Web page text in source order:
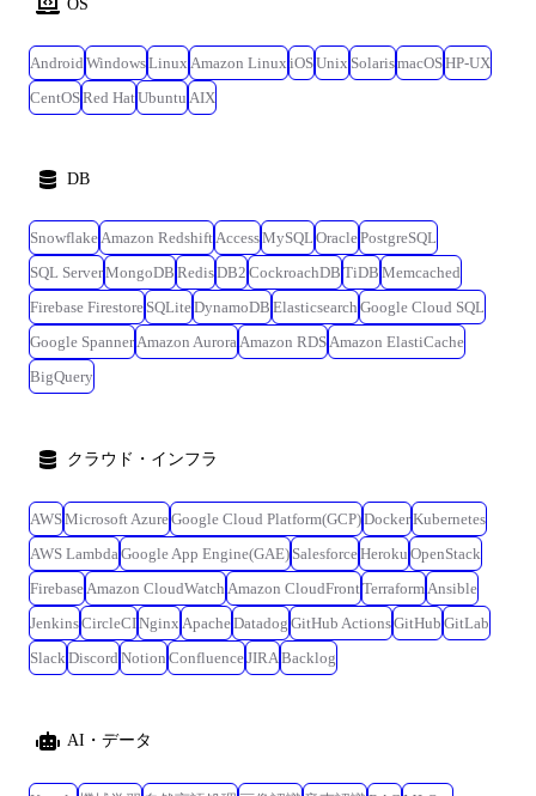
OS
Android WindowsLinux Amazon Linux iOSUnix SolarismacOSHP-UX
CentOSRed HatUbuntu AIX
DB
SnowflakeAmazon RedshiftAccessMySQL OraclePostgreSQL
SQL ServerMongoDB RedisDB2 CockroachDB TiDB Memcached
Firebase Firestore SQLiteDynamoDB Elasticsearch Google Cloud SQL
Google SpannerAmazon AuroraAmazon RDSAmazon ElastiCache
BigQuery
クラウド・インフラ
AWSMicrosoft AzureGoogle Cloud Platform(GCP)DockerKubernetes
AWS LambdaGoogle App Engine(GAE) SalesforceHeroku OpenStack
FirebaseAmazon CloudWatch Amazon CloudFrontTerraformAnsible
JenkinsCircleCINginx ApacheDatadog GitHub ActionsGitHub GitLab
SlackDiscord Notion ConfluenceJIRABacklog
AI・データ